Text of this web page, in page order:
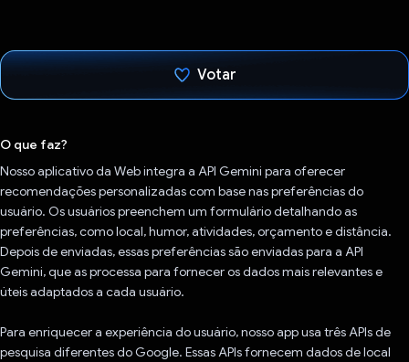
Votar
O que faz?
Nosso aplicativo da Web integra a API Gemini para oferecer
recomendações personalizadas com base nas preferências do
usuário. Os usuários preenchem um formulário detalhando as
preferências, como local, humor, atividades, orçamento e distância.
Depois de enviadas, essas preferências são enviadas para a API
Gemini, que as processa para fornecer os dados mais relevantes e
úteis adaptados a cada usuário.
Para enriquecer a experiência do usuário, nosso app usa três APIs de
pesquisa diferentes do Google. Essas APIs fornecem dados de local